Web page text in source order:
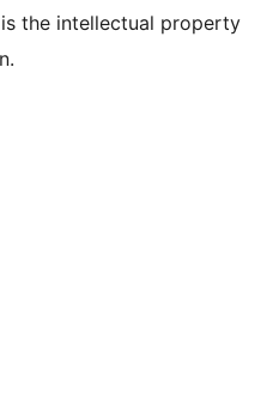
the intellectual property